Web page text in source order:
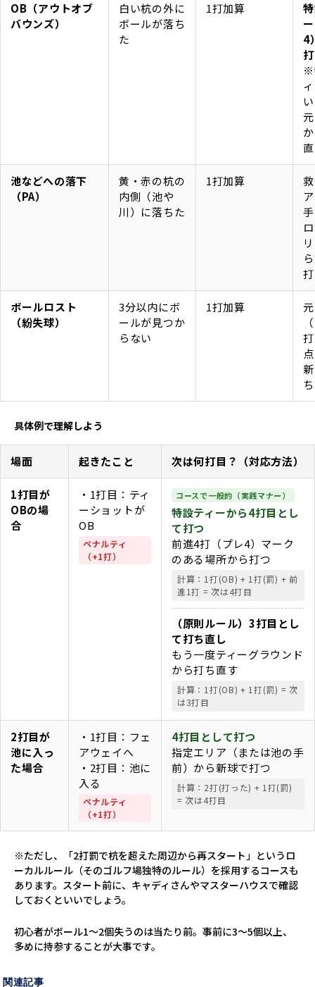
OB（アウトオブ
バウンズ）
白い杭の外に
ボールが落ち
た
1打加算
4
※
池などへの落下
（PA）
黄・赤の杭の
内側（池や
川）に落ちた
1打加算
ボールロスト
（紛失球）
3分以内にボ
ールが見つか
らない
1打加算
具体例で理解しよう
場面 起きたこと 次は何打目？（対応方法）
1打目が
OBの場
合
・1打目：ティ
ーショットが
OB
ペナルティ
（+1打）
コースで一般的（実践マナー）
特設ティーから4打目とし
て打つ
前進4打（プレ4）マーク
のある場所から打つ
計算：1打(OB) + 1打(罰) + 前
進1打 = 次は4打目
（原則ルール）3打目とし
て打ち直し
もう一度ティーグラウンド
から打ち直す
計算：1打(OB) + 1打(罰) = 次
は3打目
2打目が
池に入っ
た場合
・1打目：フェ
アウェイへ
・2打目：池に
入る
ペナルティ
（+1打）
4打目として打つ
指定エリア（または池の手
前）から新球で打つ
計算：2打(打った) + 1打(罰)
= 次は4打目
※ただし、「2打罰で杭を超えた周辺から再スタート」というロ
ーカルルール（そのゴルフ場独特のルール）を採用するコースも
あります。スタート前に、キャディさんやマスターハウスで確認
しておくといいでしょう。
初心者がボール1～2個失うのは当たり前。事前に3～5個以上、
多めに持参することが大事です。
関連記事